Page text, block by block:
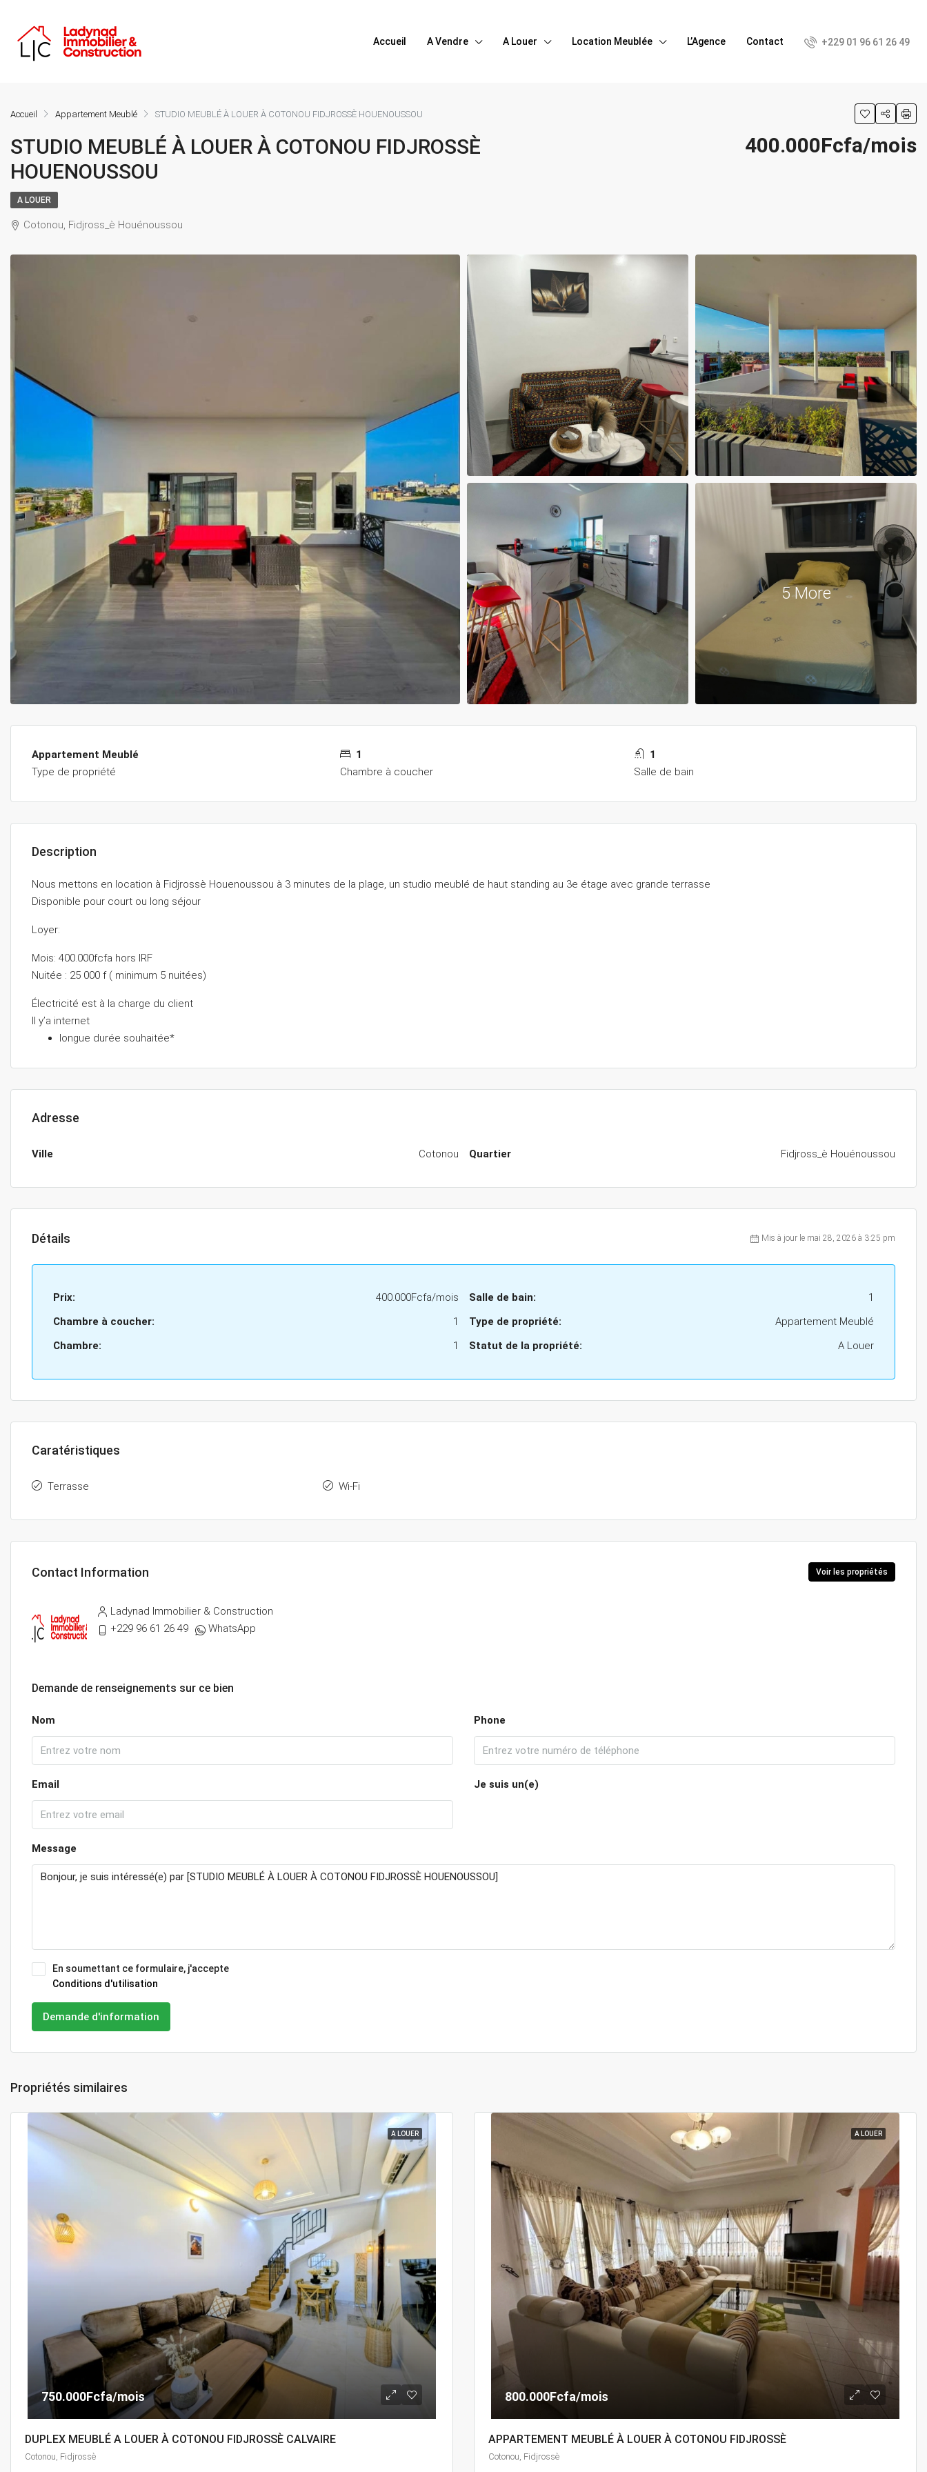
Accueil A Vendre A Louer Location Meublée L’Agence Contact +229 01 96 61 26 49
Accueil Appartement Meublé STUDIO MEUBLÉ À LOUER À COTONOU FIDJROSSÈ HOUENOUSSOU
STUDIO MEUBLÉ À LOUER À COTONOU FIDJROSSÈ
HOUENOUSSOU
400.000Fcfa/mois
A LOUER
Cotonou, Fidjross_è Houénoussou
5 More
Appartement Meublé
Type de propriété
1
Chambre à coucher
1
Salle de bain
Description
Nous mettons en location à Fidjrossè Houenoussou à 3 minutes de la plage, un studio meublé de haut standing au 3e étage avec grande terrasse
Disponible pour court ou long séjour
Loyer:
Mois: 400.000fcfa hors IRF
Nuitée : 25 000 f ( minimum 5 nuitées)
Électricité est à la charge du client
Il y’a internet
longue durée souhaitée*
Adresse
Ville Cotonou Quartier Fidjross_è Houénoussou
Détails Mis à jour le mai 28, 2026 à 3:25 pm
Prix:
400.000Fcfa/mois
Chambre à coucher:
1
Chambre:
1
Salle de bain:
1
Type de propriété:
Appartement Meublé
Statut de la propriété:
A Louer
Caratéristiques
Terrasse Wi-Fi
Contact Information Voir les propriétés
Ladynad Immobilier & Construction
+229 96 61 26 49
WhatsApp
Demande de renseignements sur ce bien
Nom Phone
Email Je suis un(e)
Message
En soumettant ce formulaire, j'accepte
Conditions d'utilisation
Demande d'information
Propriétés similaires
A LOUER
750.000Fcfa/mois
DUPLEX MEUBLÉ A LOUER À COTONOU FIDJROSSÈ CALVAIRE
Cotonou, Fidjrossè
A LOUER
800.000Fcfa/mois
APPARTEMENT MEUBLÉ À LOUER À COTONOU FIDJROSSÈ
Cotonou, Fidjrossè